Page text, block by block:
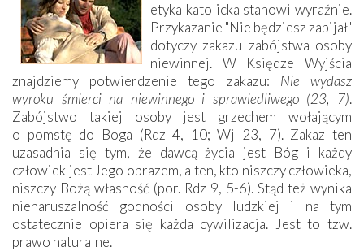
etyka katolicka stanowi wyraźnie.
Przykazanie "Nie będziesz zabijał"
dotyczy zakazu zabójstwa osoby
niewinnej. W Księdze Wyjścia
znajdziemy potwierdzenie tego zakazu: Nie wydasz
wyroku śmierci na niewinnego i sprawiedliwego (23, 7).
Zabójstwo takiej osoby jest grzechem wołającym
o pomstę do Boga (Rdz 4, 10; Wj 23, 7). Zakaz ten
uzasadnia się tym, że dawcą życia jest Bóg i każdy
człowiek jest Jego obrazem, a ten, kto niszczy człowieka,
niszczy Bożą własność (por. Rdz 9, 5-6). Stąd też wynika
nienaruszalność godności osoby ludzkiej i na tym
ostatecznie opiera się każda cywilizacja. Jest to tzw.
prawo naturalne.